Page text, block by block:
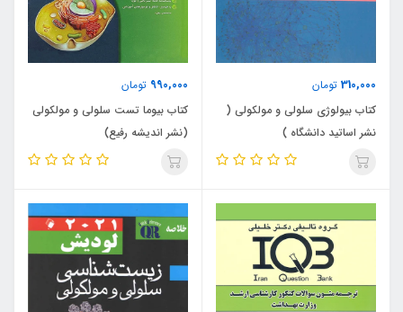
310,000 تومان
کتاب بیولوژی سلولی و مولکولی (
نشر اساتید دانشگاه )
990,000 تومان
کتاب بیوما تست سلولی و مولکولی
(نشر اندیشه رفیع)